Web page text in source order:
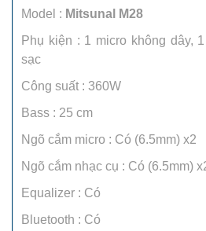
Model : Mitsunal M28
Phụ kiện : 1 micro không dây,
sạc
Công suất : 360W
Bass : 25 cm
Ngõ cắm micro : Có (6.5mm) x2
Ngõ cắm nhạc cụ : Có (6.5mm)
Equalizer : Có
Bluetooth : Có